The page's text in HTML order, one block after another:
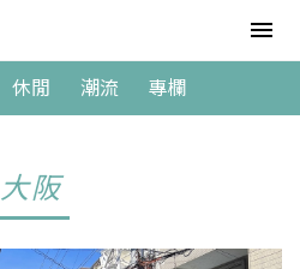
休閒 潮流 專欄
大阪